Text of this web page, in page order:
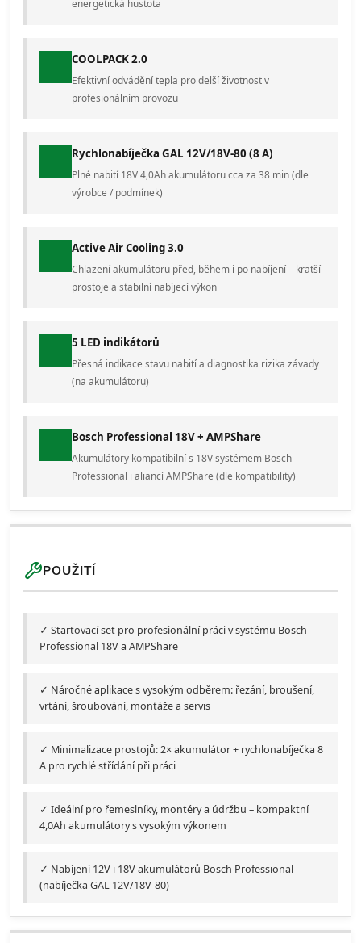
energetická hustota
COOLPACK 2.0
Efektivní odvádění tepla pro delší životnost v
profesionálním provozu
Rychlonabíječka GAL 12V/18V-80 (8 A)
Plné nabití 18V 4,0Ah akumulátoru cca za 38 min (dle
výrobce / podmínek)
Active Air Cooling 3.0
Chlazení akumulátoru před, během i po nabíjení – kratší
prostoje a stabilní nabíjecí výkon
5 LED indikátorů
Přesná indikace stavu nabití a diagnostika rizika závady
(na akumulátoru)
Bosch Professional 18V + AMPShare
Akumulátory kompatibilní s 18V systémem Bosch
Professional i aliancí AMPShare (dle kompatibility)
POUŽITÍ
✓ Startovací set pro profesionální práci v systému Bosch
Professional 18V a AMPShare
✓ Náročné aplikace s vysokým odběrem: řezání, broušení,
vrtání, šroubování, montáže a servis
✓ Minimalizace prostojů: 2× akumulátor + rychlonabíječka 8
A pro rychlé střídání při práci
✓ Ideální pro řemeslníky, montéry a údržbu – kompaktní
4,0Ah akumulátory s vysokým výkonem
✓ Nabíjení 12V i 18V akumulátorů Bosch Professional
(nabíječka GAL 12V/18V-80)